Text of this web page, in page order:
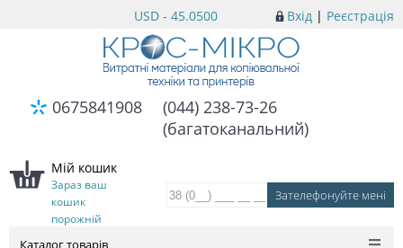
Вхід | Реєстрація
USD - 45.0500
0675841908
(044) 238-73-26
(багатоканальний)
Мій кошик
Зараз ваш
кошик
порожній
Каталог товарів